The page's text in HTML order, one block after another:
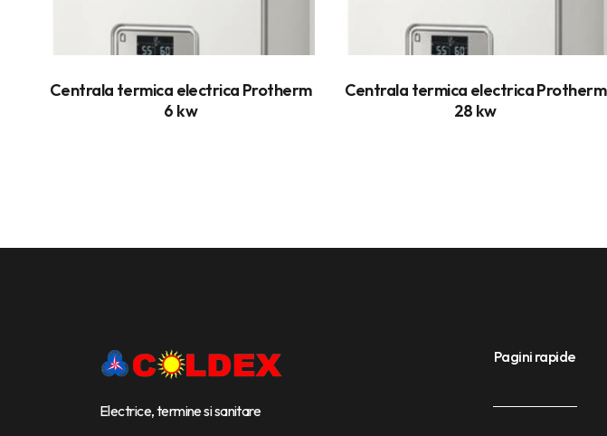
Centrala termica electrica Protherm
6 kw
Centrala termica electrica Protherm
28 kw
Electrice, termine si sanitare
Pagini rapide